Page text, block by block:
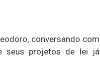
conversando com
seus projetos de lei já